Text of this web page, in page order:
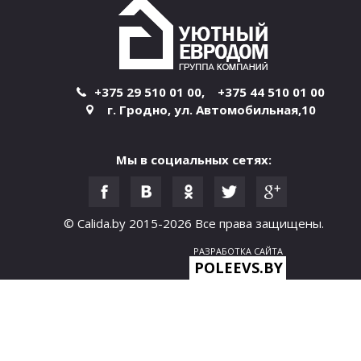
+375 29 510 01 00, +375 44 510 01 00
г. Гродно, ул. Автомобильная,10
Мы в социальных сетях:
© Calida.by 2015-2026 Все права защищены.
РАЗРАБОТКА САЙТА
POLEEVS.BY